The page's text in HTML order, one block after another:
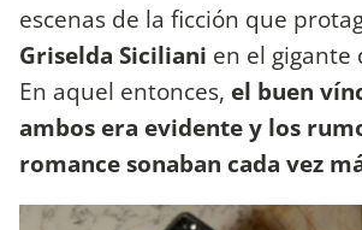
escenas de la ficción que
Griselda Siciliani en el gigante
En aquel entonces, el buen
ambos era evidente y los
romance sonaban cada vez